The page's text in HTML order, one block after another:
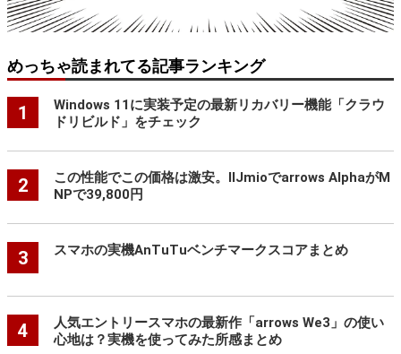
めっちゃ読まれてる記事ランキング
1
Windows 11に実装予定の最新リカバリー機能「クラウ
ドリビルド」をチェック
2
この性能でこの価格は激安。IIJmioでarrows AlphaがM
NPで39,800円
3 スマホの実機AnTuTuベンチマークスコアまとめ
4
人気エントリースマホの最新作「arrows We3」の使い
心地は？実機を使ってみた所感まとめ